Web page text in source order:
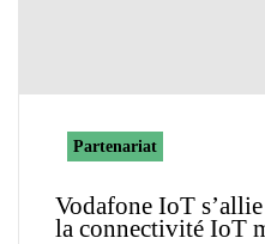
Partenariat
Vodafone IoT
la connectivité IoT